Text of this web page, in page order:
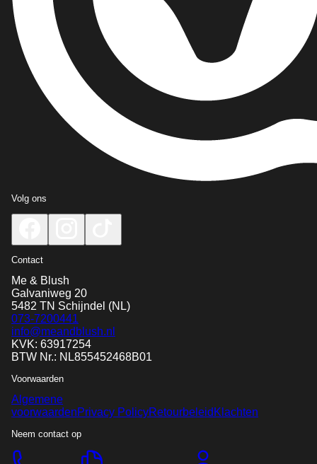
Volg ons
Contact
Me & Blush
Galvaniweg 20
5482 TN Schijndel (NL)
073-7200441
info@meandblush.nl
KVK: 63917254
BTW Nr.: NL855452468B01
Voorwaarden
Algemene
voorwaardenPrivacy PolicyRetourbeleid Klachten
Neem contact op